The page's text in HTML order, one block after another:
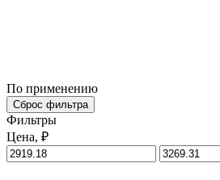
По применению
Сброс фильтра
Фильтры
Цена, ₽